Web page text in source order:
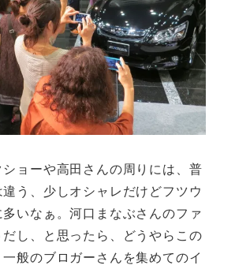
ョーや高田さんの周りには、普
う、少しオシャレだけどフツウ
いなぁ。河口まなぶさんのファ
し、と思ったら、どうやらこの
一般のブロガーさんを集めてのイ